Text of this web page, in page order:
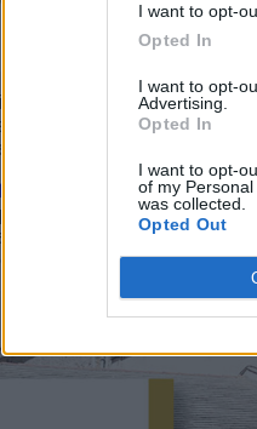
I want to opt-
Opted In
I want to opt-
Advertising.
Opted In
I want to opt-
of my
was collected.
Opted Out
di eventi dedicati al
e divulgatore che ha
Antico Loggiato
presentazione del libro
Claudio Porchia, amico
curiosità e riflessioni